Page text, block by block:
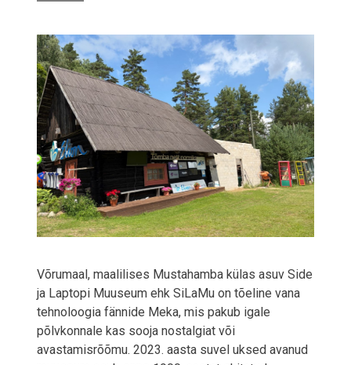
Võrumaal, maalilises Mustahamba külas asuv Side
ja Laptopi Muuseum ehk SiLaMu on tõeline vana
tehnoloogia fännide Meka, mis pakub igale
põlvkonnale kas sooja nostalgiat või
avastamisrõõmu. 2023. aasta suvel uksed avanud